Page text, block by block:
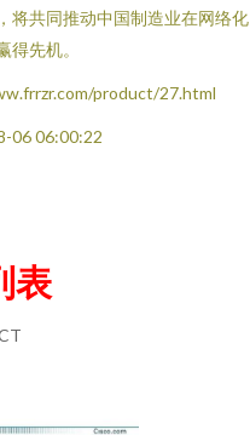
将共同推动中国制造业在网络
先机。
product/27.html
06 06:00:22
表